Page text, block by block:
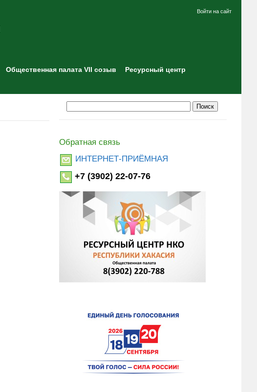
Войти на сайт
Общественная палата VII созыв
Ресурсный центр
Обратная связь
ИНТЕРНЕТ-ПРИЁМНАЯ
+7 (3902) 22-07-76